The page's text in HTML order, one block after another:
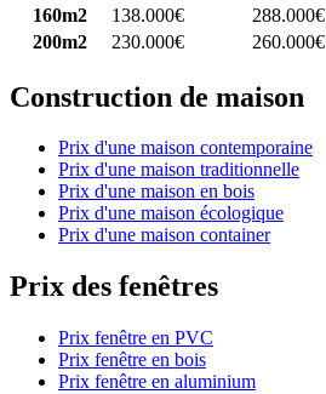
160m2
138.000€ 288.000€
200m2
230.000€ 260.000€
Construction de maison
Prix d'une maison contemporaine
Prix d'une maison traditionnelle
Prix d'une maison en bois
Prix d'une maison écologique
Prix d'une maison container
Prix des fenêtres
Prix fenêtre en PVC
Prix fenêtre en bois
Prix fenêtre en aluminium